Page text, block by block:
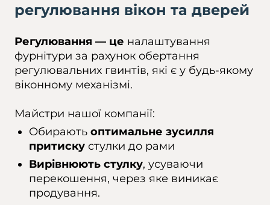
регулювання вікон та дверей
Регулювання — це налаштування
фурнітури за рахунок обертання
регулювальних гвинтів, які є у будь-якому
віконному механізмі.
Майстри нашої компанії:
Обирають оптимальне зусилля
притиску стулки до рами
Вирівнюють стулку, усуваючи
перекошення, через яке виникає
продування.